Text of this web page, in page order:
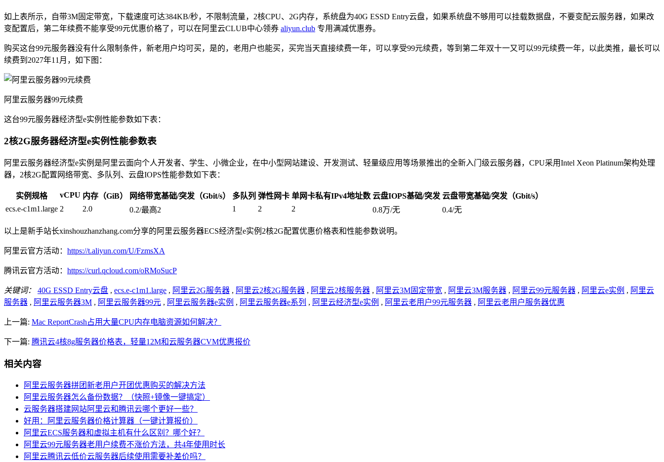
如上表所示，自带3M固定带宽，下载速度可达384KB/秒，不限制流量，2核CPU、2G内存，系统盘为40G ESSD Entry云盘，如果系统盘不够用可以挂载数据盘，不要变配云服务器，如果改
变配置后，第二年续费不能享受99元优惠价格了，可以在阿里云CLUB中心领券 aliyun.club 专用满减优惠券。
购买这台99元服务器没有什么限制条件，新老用户均可买，是的，老用户也能买，买完当天直接续费一年，可以享受99元续费，等到第二年双十一又可以99元续费一年，以此类推，最长可以
续费到2027年11月，如下图：
阿里云服务器99元续费
这台99元服务器经济型e实例性能参数如下表：
2核2G服务器经济型e实例性能参数表
阿里云服务器经济型e实例是阿里云面向个人开发者、学生、小微企业，在中小型网站建设、开发测试、轻量级应用等场景推出的全新入门级云服务器，CPU采用Intel Xeon Platinum架构处理
器，2核2G配置网络带宽、多队列、云盘IOPS性能参数如下表：
实例规格 vCPU 内存（GiB） 网络带宽基础/突发（Gbit/s） 多队列 弹性网卡 单网卡私有IPv4地址数 云盘IOPS基础/突发 云盘带宽基础/突发（Gbit/s）
ecs.e-c1m1.large 2 2.0 0.2/最高2 1 2 2 0.8万/无 0.4/无
以上是新手站长xinshouzhanzhang.com分享的阿里云服务器ECS经济型e实例2核2G配置优惠价格表和性能参数说明。
阿里云官方活动： https://t.aliyun.com/U/FzmsXA
腾讯云官方活动： https://curl.qcloud.com/oRMoSucP
关键词： 40G ESSD Entry云盘 , ecs.e-c1m1.large , 阿里云2G服务器 , 阿里云2核2G服务器 , 阿里云2核服务器 , 阿里云3M固定带宽 , 阿里云3M服务器 , 阿里云99元服务器 , 阿里云e实例 , 阿里云
服务器 , 阿里云服务器3M , 阿里云服务器99元 , 阿里云服务器e实例 , 阿里云服务器e系列 , 阿里云经济型e实例 , 阿里云老用户99元服务器 , 阿里云老用户服务器优惠
上一篇: Mac ReportCrash占用大量CPU内存电脑资源如何解决？
下一篇: 腾讯云4核8g服务器价格表，轻量12M和云服务器CVM优惠报价
相关内容
阿里云服务器拼团新老用户开团优惠购买的解决方法
阿里云服务器怎么备份数据？（快照+镜像一键搞定）
云服务器搭建网站阿里云和腾讯云哪个更好一些？
好用：阿里云服务器价格计算器（一键计算报价）
阿里云ECS服务器和虚拟主机有什么区别？哪个好？
阿里云99元服务器老用户续费不涨价方法，共4年使用时长
阿里云腾讯云低价云服务器后续使用需要补差价吗？